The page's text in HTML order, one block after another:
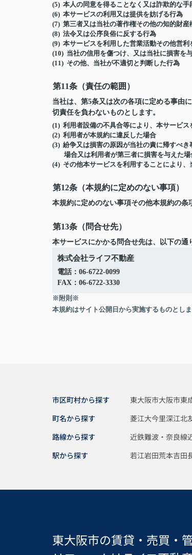
(5) 本人の同意を得ることなく又は詐欺的な
(6) 本サービスの利用又は提供を妨げる行為
(7) 第三者又は当社の著作権その他の知的財産
(8) 法令又は公序良俗に反する行為
(9) 本サービスを利用した営業活動その他営利
(10) 当社の信用を傷つけ、又は当社に損害を
(11) その他、当社が不適切と判断した行為
第11条（責任の範囲）
当社は、第5条又は次の各項に定める事由
切責任を負わないものとします。
(1) 利用者設備の不具合等により、本サービ
(2) 利用者が本規約に違反した場合
(3) 紛争又は損害の原因が当社の責に帰すべ
場合又は利用者が第三者に損害を与えた場
(4) その他本サービスを利用することにより
第12条（本規約に定めのない事項）
本規約に定めのない事項その他本規約の条
第13条（問合せ先）
本サービスにかかる問合せ先は、以下の通
株式会社ライフ不動産
電話：06-6722-0099
FAX：06-6722-3330
※附則※
本規約はサイト公開日から実施するものとしま
市区町村から探す 東大阪市大阪市東
町名から探す
菱江大今里深江北
路線から探す
近鉄難波・奈良線
駅から探す
若江岩田荒本吉田
東大阪市の賃貸・売買・